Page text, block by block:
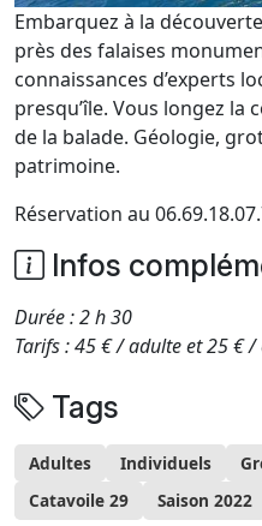
Embarquez à la
près des falaises
connaissances d’experts
presqu’île. Vous longez la
de la balade. Géologie,
patrimoine.
Réservation au
Infos
Durée : 2 h 30
Tarifs : 45 € / adulte et 25 €
Tags
Adultes Individuels
Catavoile 29
Saison 2022